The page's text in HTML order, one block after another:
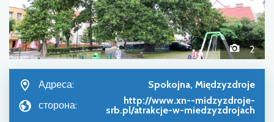
2
Адреса:
Spokojna, Międzyzdroje
сторона:
http://www.xn--midzyzdroje-
srb.pl/atrakcje-w-miedzyzdrojach